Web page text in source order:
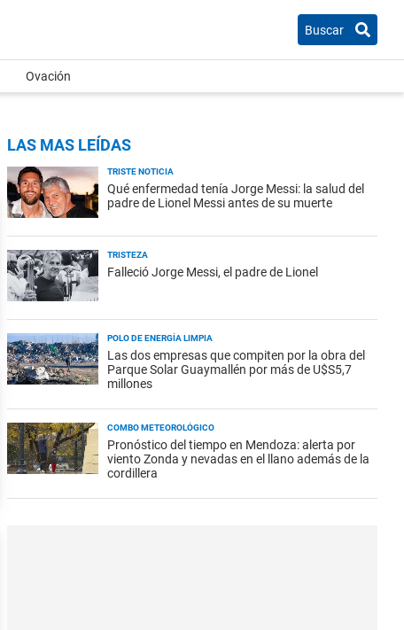
Buscar
Ovación
LAS MAS LEÍDAS
TRISTE NOTICIA
Qué enfermedad tenía Jorge Messi: la salud del
padre de Lionel Messi antes de su muerte
TRISTEZA
Falleció Jorge Messi, el padre de Lionel
POLO DE ENERGÍA LIMPIA
Las dos empresas que compiten por la obra del
Parque Solar Guaymallén por más de U$S5,7
millones
COMBO METEOROLÓGICO
Pronóstico del tiempo en Mendoza: alerta por
viento Zonda y nevadas en el llano además de la
cordillera